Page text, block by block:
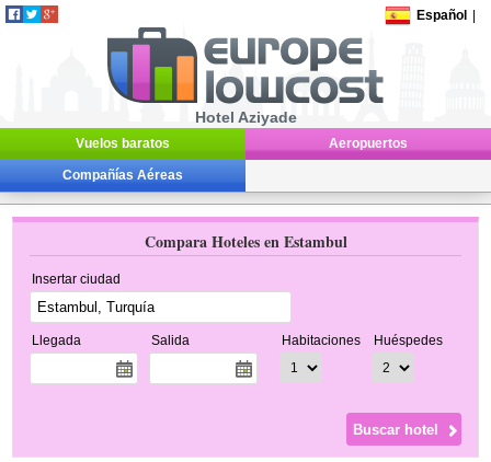
Español
Hotel Aziyade
Vuelos baratos Aeropuertos
Compañías Aéreas
Compara Hoteles en Estambul
Insertar ciudad
Llegada Salida Habitaciones Huéspedes